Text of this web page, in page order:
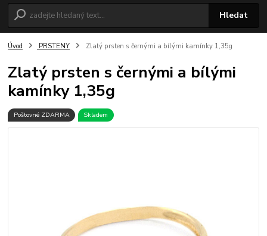
Hledat
Úvod PRSTENY Zlatý prsten s černými a bílými kamínky 1,35g
Zlatý prsten s černými a bílými
kamínky 1,35g
Poštovné ZDARMA Skladem